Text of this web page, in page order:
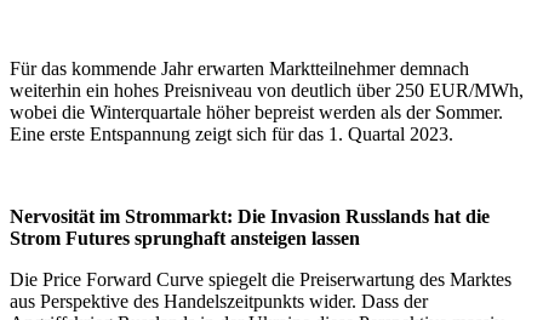
Für das kommende Jahr erwarten Marktteilnehmer demnach
weiterhin ein hohes Preisniveau von deutlich über 250 EUR/MWh,
wobei die Winterquartale höher bepreist werden als der Sommer.
Eine erste Entspannung zeigt sich für das 1. Quartal 2023.
Nervosität im Strommarkt: Die Invasion Russlands hat die
Strom Futures sprunghaft ansteigen lassen
Die Price Forward Curve spiegelt die Preiserwartung des Marktes
aus Perspektive des Handelszeitpunkts wider. Dass der